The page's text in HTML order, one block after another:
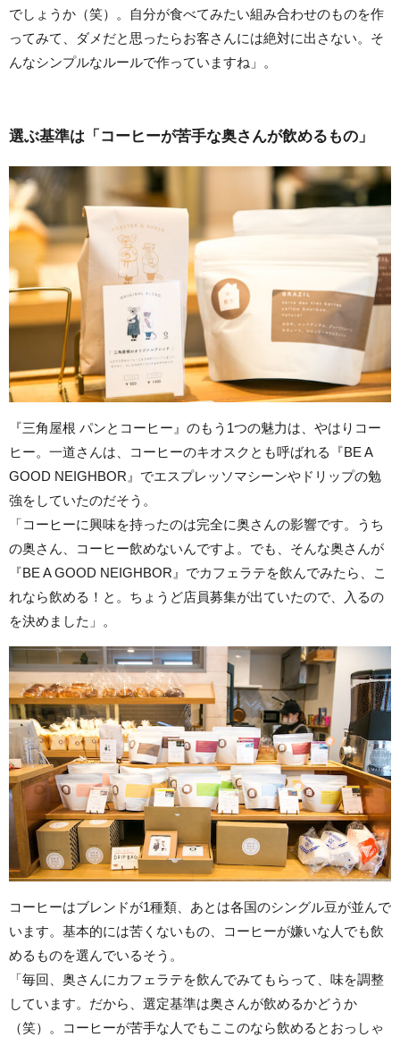
でしょうか（笑）。自分が食べてみたい組み合わせのものを作
ってみて、ダメだと思ったらお客さんには絶対に出さない。そ
んなシンプルなルールで作っていますね」。
選ぶ基準は「コーヒーが苦手な奥さんが飲めるもの」
『三角屋根 パンとコーヒー』のもう1つの魅力は、やはりコー
ヒー。一道さんは、コーヒーのキオスクとも呼ばれる『BE A
GOOD NEIGHBOR』でエスプレッソマシーンやドリップの勉
強をしていたのだそう。
「コーヒーに興味を持ったのは完全に奥さんの影響です。うち
の奥さん、コーヒー飲めないんですよ。でも、そんな奥さんが
『BE A GOOD NEIGHBOR』でカフェラテを飲んでみたら、こ
れなら飲める！と。ちょうど店員募集が出ていたので、入るの
を決めました」。
コーヒーはブレンドが1種類、あとは各国のシングル豆が並んで
います。基本的には苦くないもの、コーヒーが嫌いな人でも飲
めるものを選んでいるそう。
「毎回、奥さんにカフェラテを飲んでみてもらって、味を調整
しています。だから、選定基準は奥さんが飲めるかどうか
（笑）。コーヒーが苦手な人でもここのなら飲めるとおっしゃ